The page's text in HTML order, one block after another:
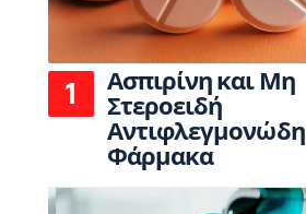
Ασπιρίνη και Μη
Στεροειδή
Αντιφλεγμονώδη
Φάρμακα